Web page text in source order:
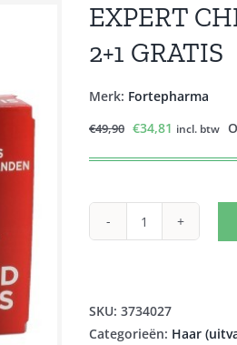
EXPERT
2+1 GRATIS
Merk: Fortepharma
€49,90 Oorspronkelijke
€34,81 Huidige
incl. btw
EXPERT
SKU: 3734027
Categorieën: Haar